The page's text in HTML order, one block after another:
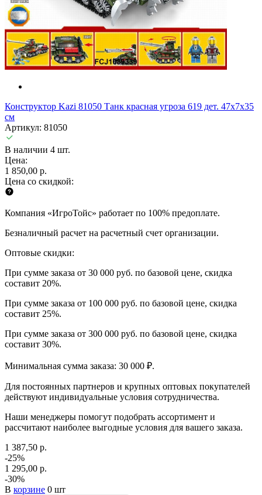
Конструктор Kazi 81050 Танк красная угроза 619 дет. 47х7х35
см
Артикул: 81050
В наличии 4 шт.
Цена:
1 850,00 р.
Цена со скидкой:
Компания «ИгроТойс» работает по 100% предоплате.
Безналичный расчет на расчетный счет организации.
Оптовые скидки:
При сумме заказа от 30 000 руб. по базовой цене, скидка
составит 20%.
При сумме заказа от 100 000 руб. по базовой цене, скидка
составит 25%.
При сумме заказа от 300 000 руб. по базовой цене, скидка
составит 30%.
Минимальная сумма заказа: 30 000 ₽.
Для постоянных партнеров и крупных оптовых покупателей
действуют индивидуальные условия сотрудничества.
Наши менеджеры помогут подобрать ассортимент и
рассчитают наиболее выгодные условия для вашего заказа.
1 387,50 р.
-25%
1 295,00 р.
-30%
В корзине 0 шт